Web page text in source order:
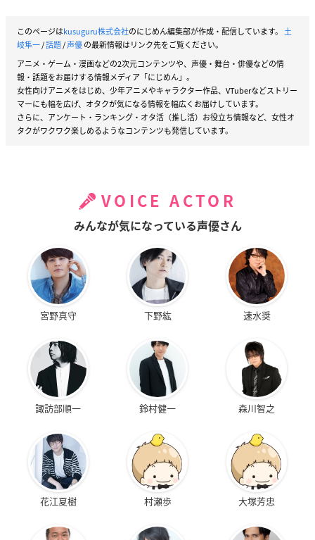
このページはkusuguru株式会社のにじめん編集部が作成・配信しています。 土
岐隼一/話題/声優の最新情報はリンク先をご覧ください。
アニメ・ゲーム・漫画などの2次元コンテンツや、声優・舞台・俳優などの情
報・話題をお届けする情報メディア「にじめん」。
女性向けアニメをはじめ、少年アニメやキャラクター作品、VTuberなどストリー
マーにも幅を広げ、オタクが気になる情報を幅広くお届けしています。
さらに、アンケート・ランキング・オタ活（推し活）お役立ち情報など、女性オ
タクがワクワク楽しめるようなコンテンツも発信しています。
VOICE ACTOR
みんなが気になっている声優さん
宮野真守 下野紘 速水奨
諏訪部順一 鈴村健一 森川智之
花江夏樹 村瀬歩 大塚芳忠